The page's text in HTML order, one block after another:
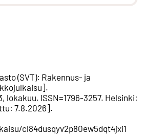
(SVT): Rakennus- ja
].
lokakuu. ISSN=1796-3257. Helsinki:
: 7.8.2026].
cl84dusqyv2p80ew5dqt4jxi1